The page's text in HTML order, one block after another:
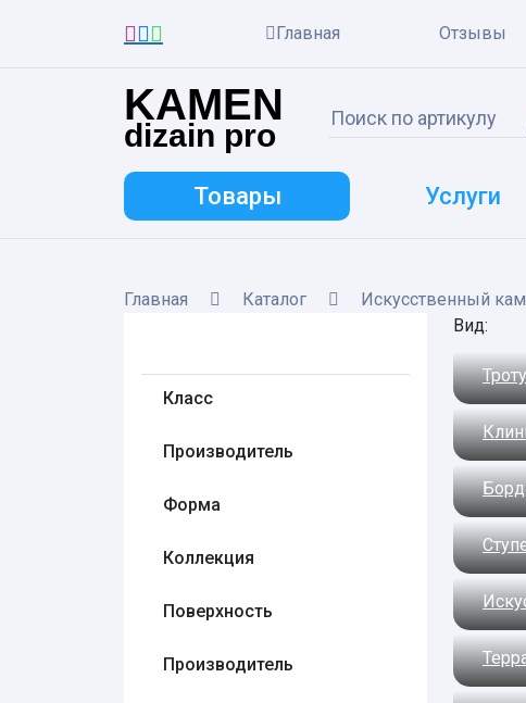
Главная Отзывы
KAMEN
dizain pro
Товары Услуги
Главная Каталог Искусственный
Класс
Производитель
Форма
Коллекция
Поверхность
Производитель
Вид: